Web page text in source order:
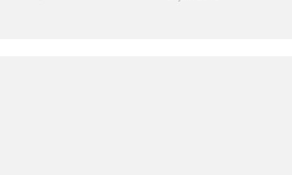
Chemin de Vieusart - 1300 Wavre / 010 22 48 58